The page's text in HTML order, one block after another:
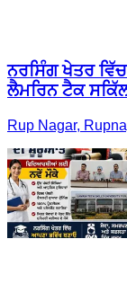
ਨਰਸਿੰਗ ਖੇਤਰ
ਲੈਮਰਿਨ ਟੈਕ
Rup Nagar,